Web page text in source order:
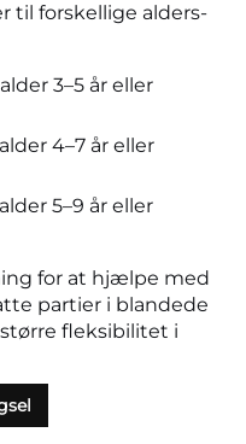
til forskellige alders-
3–5 år eller
4–7 år eller
5–9 år eller
for at hjælpe med
partier i blandede
fleksibilitet i